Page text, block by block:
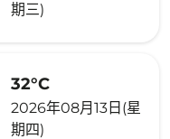
期三)
32°C
2026年08月13日(星
期四)